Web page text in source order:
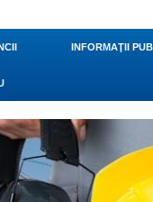
INFORMAŢII